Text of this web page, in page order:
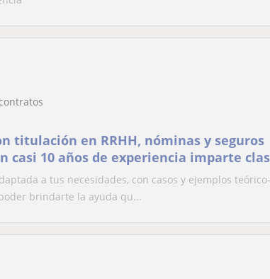
titulación en RRHH, nóminas y seguros
casi 10 años de experiencia imparte
a tus necesidades, con casos y ejemplos
brindarte la ayuda qu...